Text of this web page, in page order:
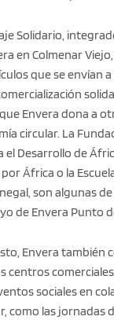
Solidario,
en Colmenar
que se envían
Envera dona a
circular. La
Desarrollo de
África o la
son algunas
de Envera Punto
Envera también
centros
sociales en
como las jornadas